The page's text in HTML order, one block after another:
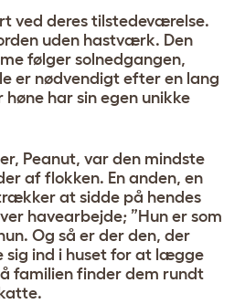
ved deres tilstedeværelse.
uden hastværk. Den
følger solnedgangen,
er nødvendigt efter en lang
høne har sin egen unikke
Peanut, var den mindste
af flokken. En anden, en
at sidde på hendes
havearbejde; ”Hun er som
Og så er der den, der
sig ind i huset for at lægge
familien finder dem rundt